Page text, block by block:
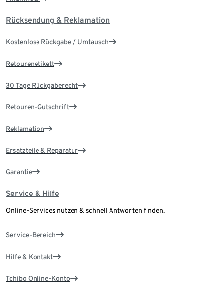
Rücksendung & Reklamation
Kostenlose Rückgabe / Umtausch
Retourenetikett
30 Tage Rückgaberecht
Retouren-Gutschrift
Reklamation
Ersatzteile & Reparatur
Garantie
Service & Hilfe
Online-Services nutzen & schnell Antworten finden.
Service-Bereich
Hilfe & Kontakt
Tchibo Online-Konto